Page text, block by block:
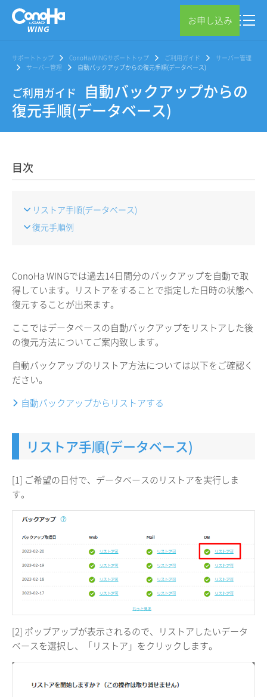
お申し込み
サポートトップ ConoHa WINGサポートトップ ご利用ガイド
サーバー管理
サーバー管理
自動バックアップからの復元手順(データベース)
ご利用ガイド
自動バックアップからの
復元手順(データベース)
目次
リストア手順(データベース)
復元手順例
ConoHa WINGでは過去14日間分のバックアップを自動で取
得しています。リストアをすることで指定した日時の状態へ
復元することが出来ます。
ここではデータベースの自動バックアップをリストアした後
の復元方法についてご案内致します。
自動バックアップのリストア方法については以下をご確認く
ださい。
自動バックアップからリストアする
リストア手順(データベース)
[1] ご希望の日付で、データベースのリストアを実行しま
す。
[2] ポップアップが表示されるので、リストアしたいデータ
ベースを選択し、「リストア」をクリックします。